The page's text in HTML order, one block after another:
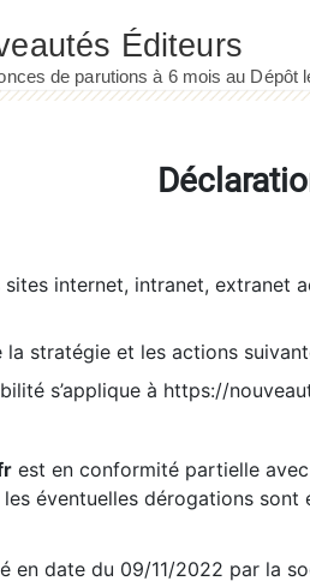
sites internet, intranet,
stratégie et les actions
s’applique à https://
est en conformité partielle
éventuelles dérogations sont
en date du 09/11/2022 par la